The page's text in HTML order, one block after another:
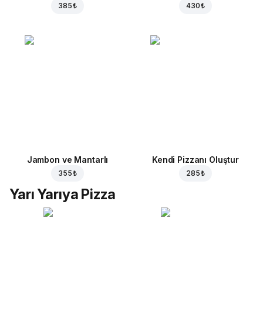
385 ₺ 430 ₺
Jambon ve Mantarlı
355 ₺
Kendi Pizzanı Oluştur
285 ₺
Yarı Yarıya Pizza